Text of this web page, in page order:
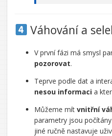
Váhování a
V první fázi má smysl
pozorovat.
Teprve podle dat a
nesou informaci a
Můžeme mít vnitřní
parametry jsou
jiné ručně nastavuje